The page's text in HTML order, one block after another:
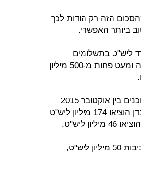
– מדובר על מאות – הרוויחו ביחד 15% מהסכום הזה רק הודות לכך
ביותר האפשרי.
ליש"ט בתשלומים
שמעבירות הקבוצות לסוכנים, כפי שהן מדווחות בכל שנה ומעט פחות מ-500 מיליון
הנתונים הרשמיים האחרונים הזמינים לגבי תשלומי הסוכנים בין אוקטובר 2015
לספטמבר 2016 הצביעו על כך שקבוצות הפרמיירליג לבדן הוציאו 174 מיליון ליש"ט
הסכומים האלה צפויים לזנק מעל 200 מיליון ליש"ט לסביבות 50 מיליון ליש"ט,